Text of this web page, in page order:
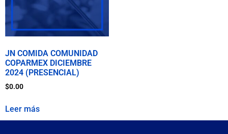
JN COMIDA COMUNIDAD
COPARMEX DICIEMBRE
2024 (PRESENCIAL)
$0.00
Leer más